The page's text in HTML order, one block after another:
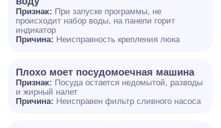
Признак: При запуске программы, не
происходит набор воды, на панели горит
индикатор
Причина: Неисправность крепления люка
Плохо моет посудомоечная машина
Признак: Посуда остается недомытой, разводы
и жирный налет
Причина: Неисправен фильтр сливного насоса